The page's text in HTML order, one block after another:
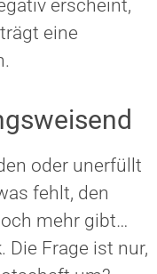
erscheint,
eine
oder unerfüllt
fehlt, den
mehr gibt…
Die Frage ist nur,